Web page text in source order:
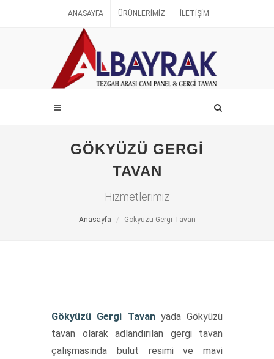
ANASAYFA ÜRÜNLERIMIZ İLETIŞIM
GÖKYÜZÜ GERGI
TAVAN
Hizmetlerimiz
Anasayfa Gökyüzü Gergi Tavan
Gökyüzü Gergi Tavanyada Gökyüzü
tavan olarak adlandırılan gergi tavan
çalışmasında bulut resimi ve mavi